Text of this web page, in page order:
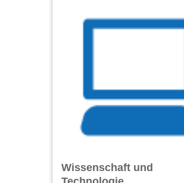
Wissenschaft und